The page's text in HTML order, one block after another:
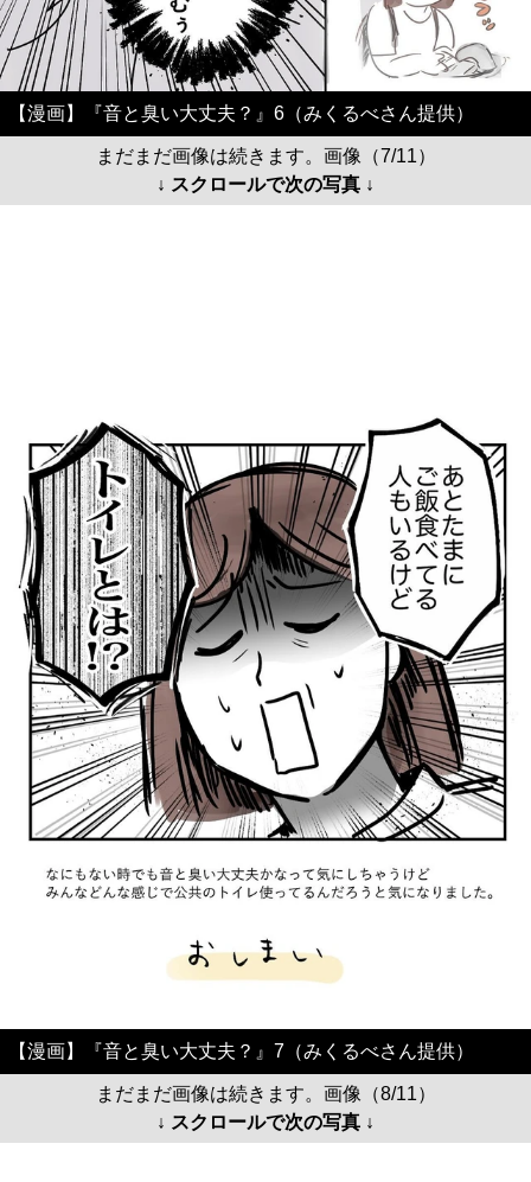
【漫画】『音と臭い大丈夫？』6（みくるべさん提供）
まだまだ画像は続きます。画像（7/11）
↓ スクロールで次の写真 ↓
【漫画】『音と臭い大丈夫？』7（みくるべさん提供）
まだまだ画像は続きます。画像（8/11）
↓ スクロールで次の写真 ↓